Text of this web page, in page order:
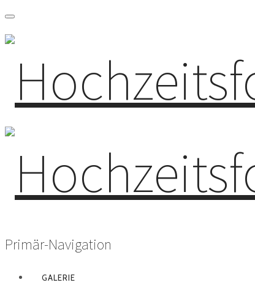
Primär-Navigation
GALERIE